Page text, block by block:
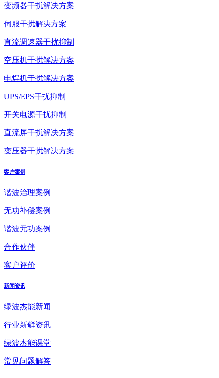
变频器干扰解决方案
伺服干扰解决方案
直流调速器干扰抑制
空压机干扰解决方案
电焊机干扰解决方案
UPS/EPS干扰抑制
开关电源干扰抑制
直流屏干扰解决方案
变压器干扰解决方案
客户案例
谐波治理案例
无功补偿案例
谐波无功案例
合作伙伴
客户评价
新闻资讯
绿波杰能新闻
行业新鲜资讯
绿波杰能课堂
常见问题解答